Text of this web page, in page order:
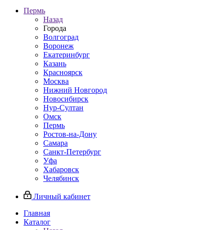
Пермь
Назад
Города
Волгоград
Воронеж
Екатеринбург
Казань
Красноярск
Москва
Нижний Новгород
Новосибирск
Нур-Султан
Омск
Пермь
Ростов-на-Дону
Самара
Санкт-Петербург
Уфа
Хабаровск
Челябинск
Личный кабинет
Главная
Каталог